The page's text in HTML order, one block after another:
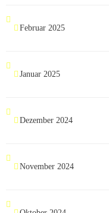
Februar 2025
Januar 2025
Dezember 2024
November 2024